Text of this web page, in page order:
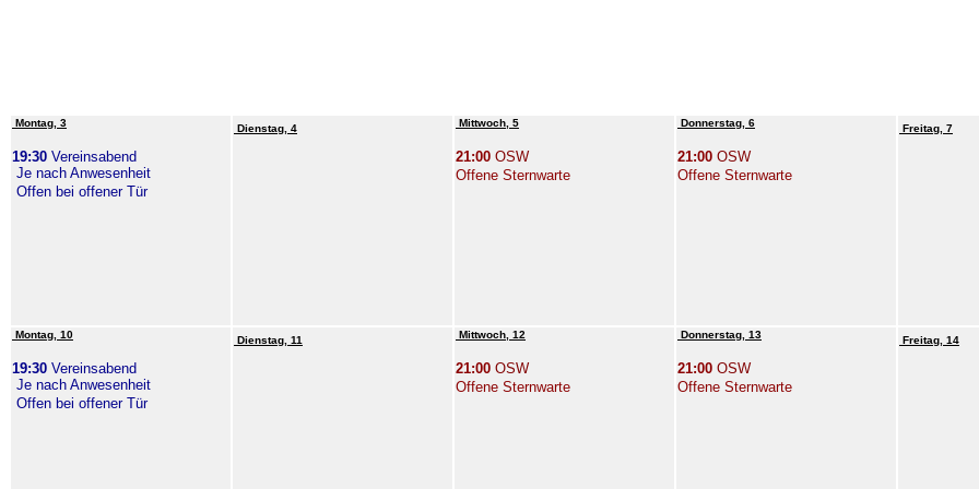
Montag, 3
19:30 Vereinsabend
Je nach Anwesenheit
Offen bei offener Tür
Dienstag, 4 Mittwoch, 5
21:00 OSW
Offene Sternwarte
Donnerstag, 6
21:00 OSW
Offene Sternwarte
Freitag, 7
Montag, 10
19:30 Vereinsabend
Je nach Anwesenheit
Offen bei offener Tür
Dienstag, 11 Mittwoch, 12
21:00 OSW
Offene Sternwarte
Donnerstag, 13
21:00 OSW
Offene Sternwarte
Freitag, 14